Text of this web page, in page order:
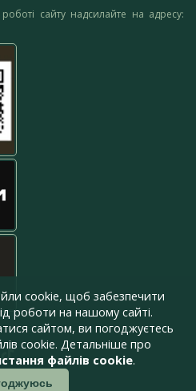
сайту надсилайте на адресу:
cookie, щоб забезпечити
роботи на нашому сайті.
сайтом, ви погоджуєтесь
cookie. Детальніше про
файлів cookie.